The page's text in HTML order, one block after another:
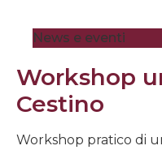
News e eventi
Workshop
Cestino
Workshop pratico di